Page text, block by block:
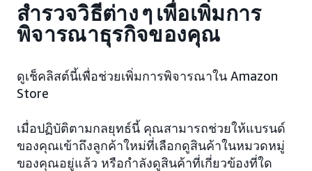
สำรวจวิธีต่าง ๆ เพื่อเพิ่มการ
พิจารณาธุรกิจของคุณ
ดูเช็คลิสต์นี้เพื่อช่วยเพิ่มการพิจารณาใน Amazon
Store
เมื่อปฏิบัติตามกลยุทธ์นี้ คุณสามารถช่วยให้แบรนด์
ของคุณเข้าถึงลูกค้าใหม่ที่เลือกดูสินค้าในหมวดหมู่
ของคุณอยู่แล้ว หรือกำลังดูสินค้าที่เกี่ยวข้องที่ใด